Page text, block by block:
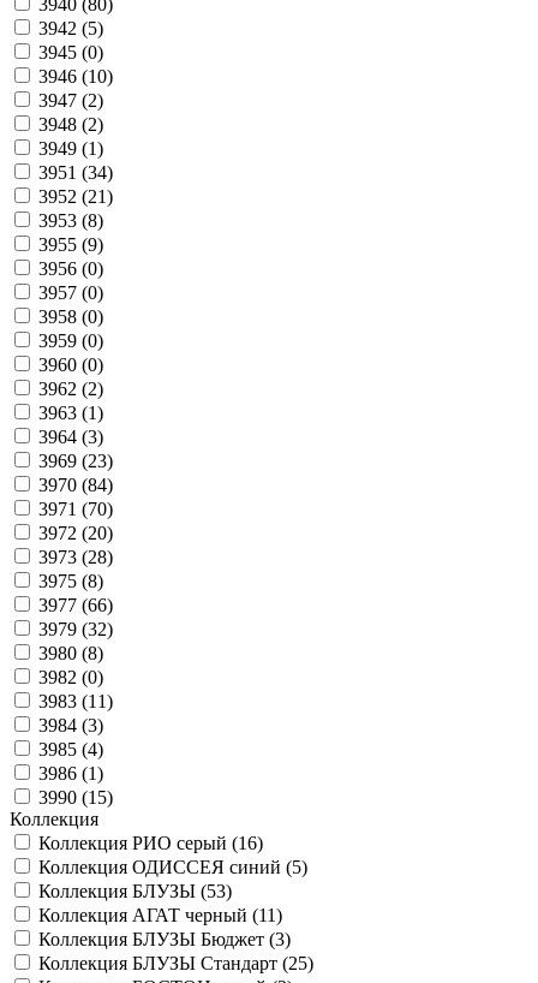
3940 (80)
3942 (5)
3945 (0)
3946 (10)
3947 (2)
3948 (2)
3949 (1)
3951 (34)
3952 (21)
3953 (8)
3955 (9)
3956 (0)
3957 (0)
3958 (0)
3959 (0)
3960 (0)
3962 (2)
3963 (1)
3964 (3)
3969 (23)
3970 (84)
3971 (70)
3972 (20)
3973 (28)
3975 (8)
3977 (66)
3979 (32)
3980 (8)
3982 (0)
3983 (11)
3984 (3)
3985 (4)
3986 (1)
3990 (15)
Коллекция
Коллекция РИО серый (16)
Коллекция ОДИССЕЯ синий (5)
Коллекция БЛУЗЫ (53)
Коллекция АГАТ черный (11)
Коллекция БЛУЗЫ Бюджет (3)
Коллекция БЛУЗЫ Стандарт (25)